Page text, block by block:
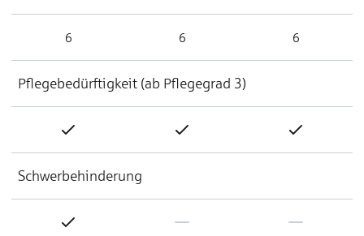
6 6 6
Pflegebedürftigkeit (ab Pflegegrad 3)
Schwerbehinderung